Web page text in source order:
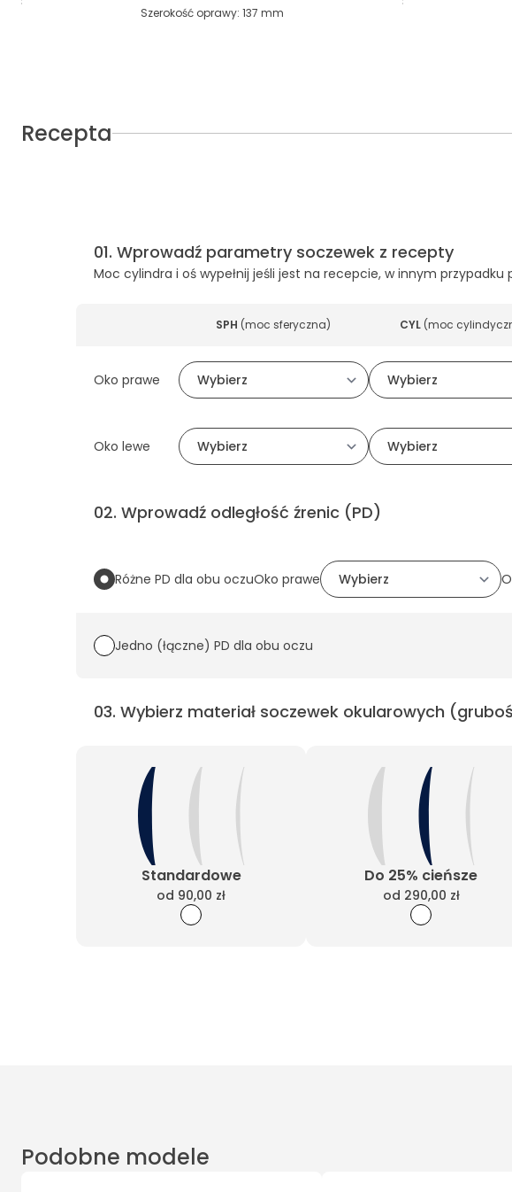
Szerokość oprawy: 137 mm
Recepta
01. Wprowadź parametry soczewek z recepty
Moc cylindra i oś wypełnij jeśli jest na recepcie, w innym przypadku
SPH (moc sferyczna) CYL(moc
Oko prawe
Oko lewe
02. Wprowadź odległość źrenic (PD)
Różne PD dla obu oczuOko prawe
Jedno (łączne) PD dla obu oczu
03. Wybierz materiał soczewek okularowych
Standardowe
od 90,00 zł
Do 25% cieńsze
od 290,00 zł
Podobne modele